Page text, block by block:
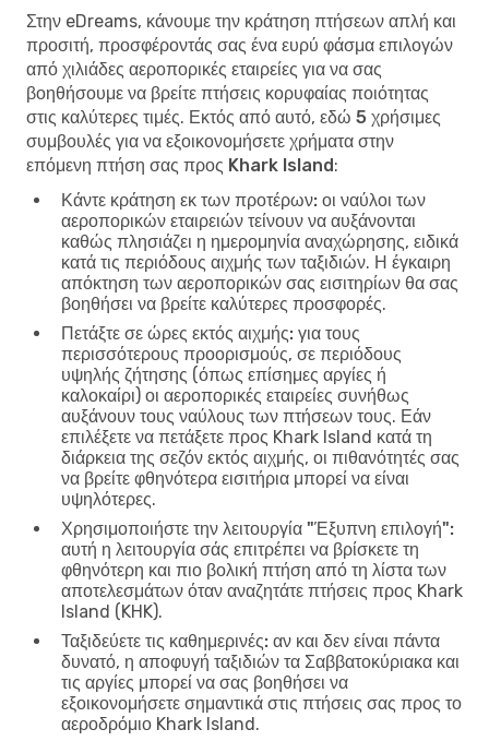
Στην eDreams, κάνουμε την κράτηση πτήσεων απλή και
προσιτή, προσφέροντάς σας ένα ευρύ φάσμα επιλογών
από χιλιάδες αεροπορικές εταιρείες για να σας
βοηθήσουμε να βρείτε πτήσεις κορυφαίας ποιότητας
στις καλύτερες τιμές. Εκτός από αυτό, εδώ 5 χρήσιμες
συμβουλές για να εξοικονομήσετε χρήματα στην
επόμενη πτήση σας προς Khark Island:
Κάντε κράτηση εκ των προτέρων: οι ναύλοι των
αεροπορικών εταιρειών τείνουν να αυξάνονται
καθώς πλησιάζει η ημερομηνία αναχώρησης, ειδικά
κατά τις περιόδους αιχμής των ταξιδιών. Η έγκαιρη
απόκτηση των αεροπορικών σας εισιτηρίων θα σας
βοηθήσει να βρείτε καλύτερες προσφορές.
Πετάξτε σε ώρες εκτός αιχμής: για τους
περισσότερους προορισμούς, σε περιόδους
υψηλής ζήτησης (όπως επίσημες αργίες ή
καλοκαίρι) οι αεροπορικές εταιρείες συνήθως
αυξάνουν τους ναύλους των πτήσεων τους. Εάν
επιλέξετε να πετάξετε προς Khark Island κατά τη
διάρκεια της σεζόν εκτός αιχμής, οι πιθανότητές σας
να βρείτε φθηνότερα εισιτήρια μπορεί να είναι
υψηλότερες.
Χρησιμοποιήστε την λειτουργία "Έξυπνη επιλογή":
αυτή η λειτουργία σάς επιτρέπει να βρίσκετε τη
φθηνότερη και πιο βολική πτήση από τη λίστα των
αποτελεσμάτων όταν αναζητάτε πτήσεις προς Khark
Island (KHK).
Ταξιδεύετε τις καθημερινές: αν και δεν είναι πάντα
δυνατό, η αποφυγή ταξιδιών τα Σαββατοκύριακα και
τις αργίες μπορεί να σας βοηθήσει να
εξοικονομήσετε σημαντικά στις πτήσεις σας προς το
αεροδρόμιο Khark Island.